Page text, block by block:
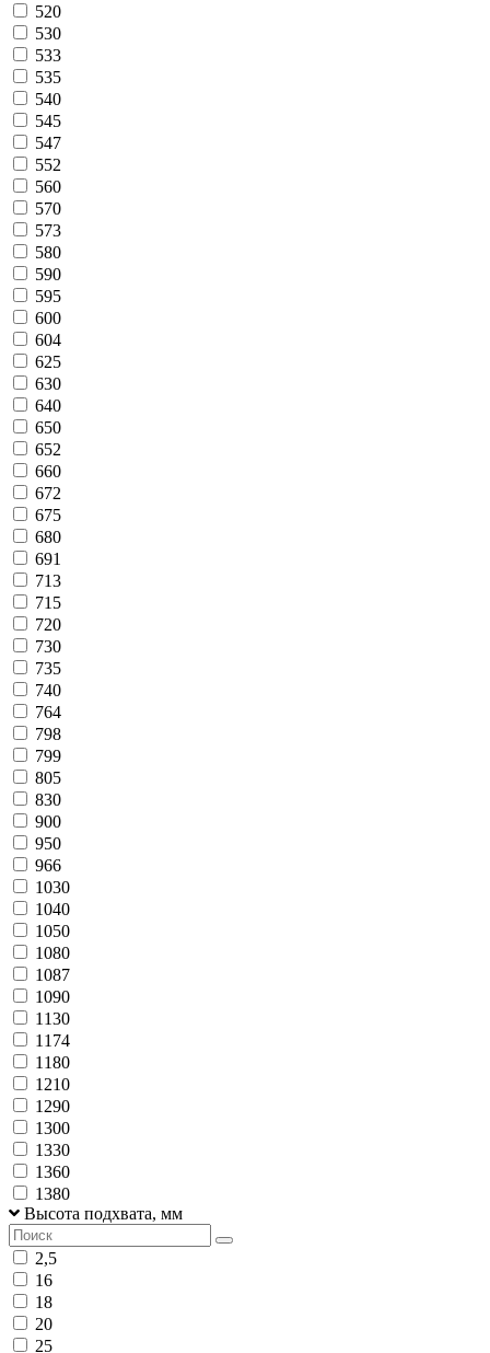
520
530
533
535
540
545
547
552
560
570
573
580
590
595
600
604
625
630
640
650
652
660
672
675
680
691
713
715
720
730
735
740
764
798
799
805
830
900
950
966
1030
1040
1050
1080
1087
1090
1130
1174
1180
1210
1290
1300
1330
1360
1380
Высота подхвата, мм
2,5
16
18
20
25